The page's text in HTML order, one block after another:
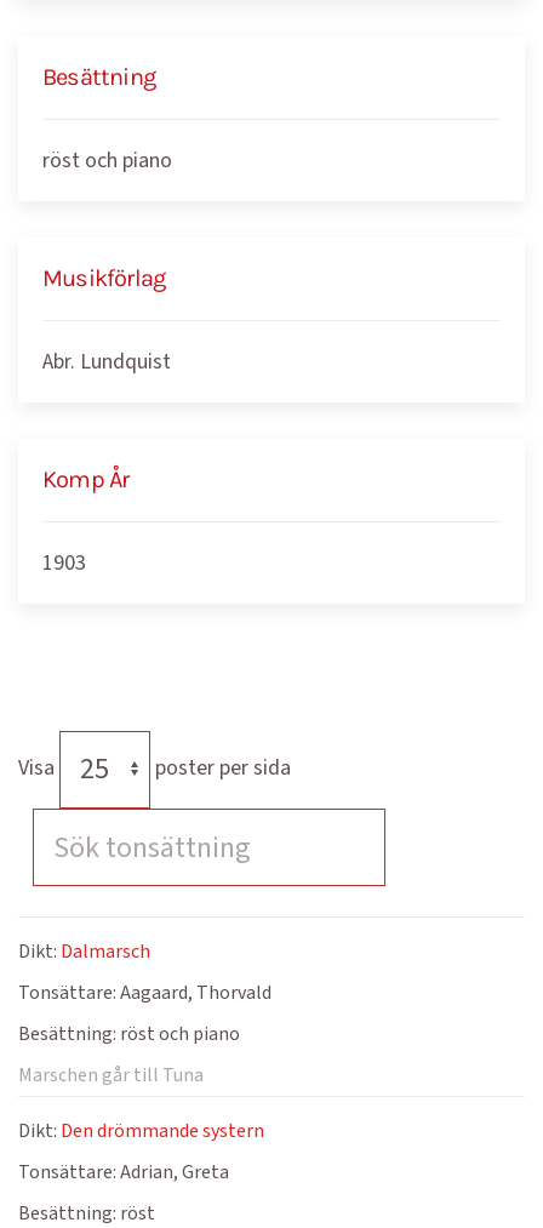
Besättning
röst och piano
Musikförlag
Abr. Lundquist
Komp År
1903
Visa poster per sida
Dikt: Dalmarsch
Tonsättare:Aagaard, Thorvald
Besättning: röst och piano
Marschen går till Tuna
Dikt: Den drömmande systern
Tonsättare:Adrian, Greta
Besättning: röst